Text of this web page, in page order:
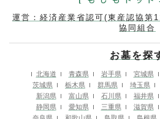
運営：経済産業省認可(東産認協
協同組合
お墓を探
北海道 青森県 岩手県 宮城県
茨城県
栃木県 群馬県 埼玉県
新潟県
富山県 石川県 福井県
静岡県
愛知県 三重県 滋賀県